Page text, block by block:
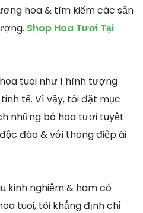
hoa & tìm kiếm các sản
Shop Hoa Tươi Tại
tuoi như 1 hình tượng
tế. Vì vậy, tôi đặt mục
những bó hoa tươi tuyệt
đáo & với thông điệp ái
kinh nghiệm & ham có
tuoi, tôi khẳng định chỉ